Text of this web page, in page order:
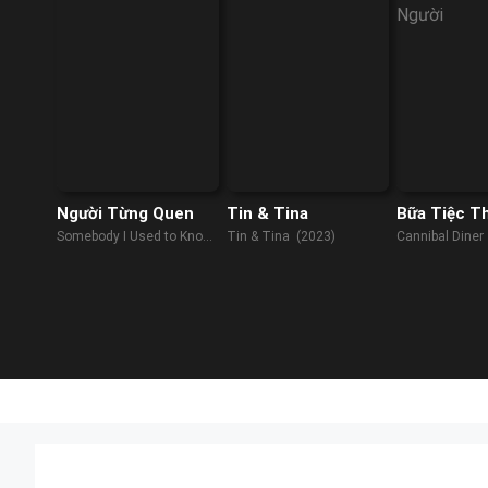
Người Từng Quen
Somebody I Used to Know
Tin & Tina
Tin & Tina (2023)
Bữa Tiệc
Cannibal